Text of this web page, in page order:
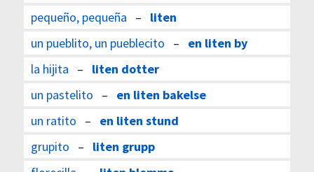
pequeño, pequeña – liten
un pueblito, un pueblecito – en liten by
la hijita – liten dotter
un pastelito – en liten bakelse
un ratito – en liten stund
grupito – liten grupp